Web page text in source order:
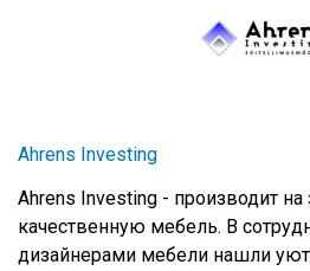
Ahrens Investing
Ahrens Investing - производит
качественную мебель. В
дизайнерами мебели нашли